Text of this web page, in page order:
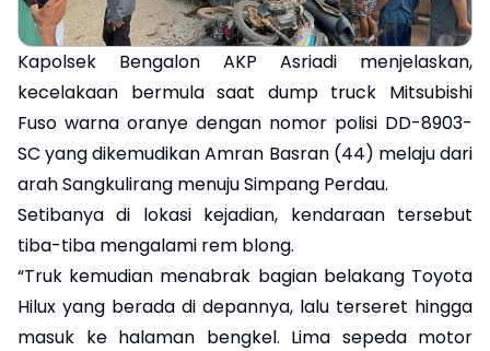
Kapolsek Bengalon AKP Asriadi menjelaskan,
kecelakaan bermula saat dump truck Mitsubishi
Fuso warna oranye dengan nomor polisi DD-8903-
SC yang dikemudikan Amran Basran (44) melaju dari
arah Sangkulirang menuju Simpang Perdau.
Setibanya di lokasi kejadian, kendaraan tersebut
tiba-tiba mengalami rem blong.
“Truk kemudian menabrak bagian belakang Toyota
Hilux yang berada di depannya, lalu terseret hingga
masuk ke halaman bengkel. Lima sepeda motor